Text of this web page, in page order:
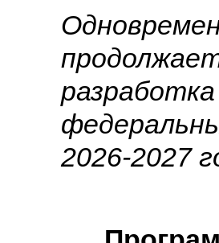
2026-2027